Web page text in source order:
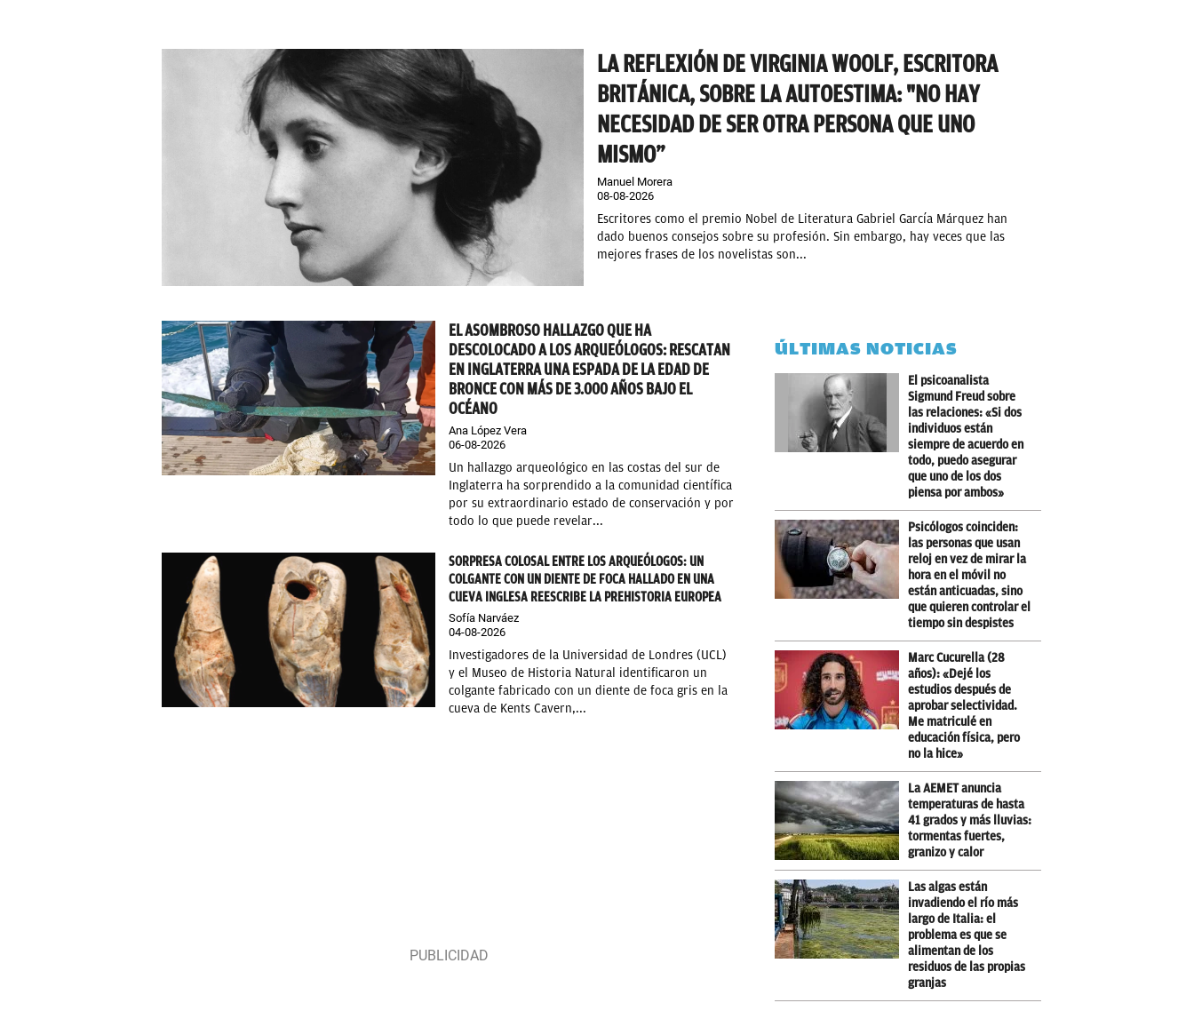
LA REFLEXIÓN DE VIRGINIA WOOLF, ESCRITORA
BRITÁNICA, SOBRE LA AUTOESTIMA: "NO HAY
NECESIDAD DE SER OTRA PERSONA QUE UNO
MISMO”
Manuel Morera
08-08-2026
Escritores como el premio Nobel de Literatura Gabriel García Márquez han
dado buenos consejos sobre su profesión. Sin embargo, hay veces que las
mejores frases de los novelistas son...
EL ASOMBROSO HALLAZGO QUE HA
DESCOLOCADO A LOS ARQUEÓLOGOS: RESCATAN
EN INGLATERRA UNA ESPADA DE LA EDAD DE
BRONCE CON MÁS DE 3.000 AÑOS BAJO EL
OCÉANO
Ana López Vera
06-08-2026
Un hallazgo arqueológico en las costas del sur de
Inglaterra ha sorprendido a la comunidad científica
por su extraordinario estado de conservación y por
todo lo que puede revelar...
SORPRESA COLOSAL ENTRE LOS ARQUEÓLOGOS: UN
COLGANTE CON UN DIENTE DE FOCA HALLADO EN UNA
CUEVA INGLESA REESCRIBE LA PREHISTORIA EUROPEA
Sofía Narváez
04-08-2026
Investigadores de la Universidad de Londres (UCL)
y el Museo de Historia Natural identificaron un
colgante fabricado con un diente de foca gris en la
cueva de Kents Cavern,...
ÚLTIMAS NOTICIAS
El psicoanalista
Sigmund Freud sobre
las relaciones: «Si dos
individuos están
siempre de acuerdo en
todo, puedo asegurar
que uno de los dos
piensa por ambos»
Psicólogos coinciden:
las personas que usan
reloj en vez de mirar la
hora en el móvil no
están anticuadas, sino
que quieren controlar el
tiempo sin despistes
Marc Cucurella (28
años): «Dejé los
estudios después de
aprobar selectividad.
Me matriculé en
educación física, pero
no la hice»
La AEMET anuncia
temperaturas de hasta
41 grados y más lluvias:
tormentas fuertes,
granizo y calor
Las algas están
invadiendo el río más
largo de Italia: el
problema es que se
alimentan de los
residuos de las propias
granjas